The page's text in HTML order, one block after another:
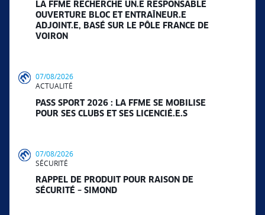
LA FFME RECHERCHE UN.E RESPONSABLE
OUVERTURE BLOC ET ENTRAÎNEUR.E
ADJOINT.E, BASÉ SUR LE PÔLE FRANCE DE
VOIRON
07/08/2026
ACTUALITÉ
PASS SPORT 2026 : LA FFME SE MOBILISE
POUR SES CLUBS ET SES LICENCIÉ.E.S
07/08/2026
SÉCURITÉ
RAPPEL DE PRODUIT POUR RAISON DE
SÉCURITÉ – SIMOND